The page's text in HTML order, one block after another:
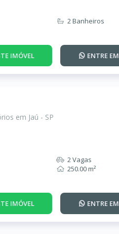
2 Banheiros
IMÓVEL ENTRE EM
em Jaú - SP
2 Vagas
250.00 m²
IMÓVEL ENTRE EM